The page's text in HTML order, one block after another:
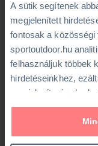
A sütik segítenek
megjelenített
fontosak a
sportoutdoor.hu
felhasználjuk többek
hirdetéseinkhez,
megjeleníteni neked
hasznosnak
Ennek a
A túra nehézsége:
tapasztalatra, de
indulás előtt
kapcsolatos
elsajátítható. A
feltétele a biztos
Öltözet: könnyű,
öltözet
Egy gyorsan